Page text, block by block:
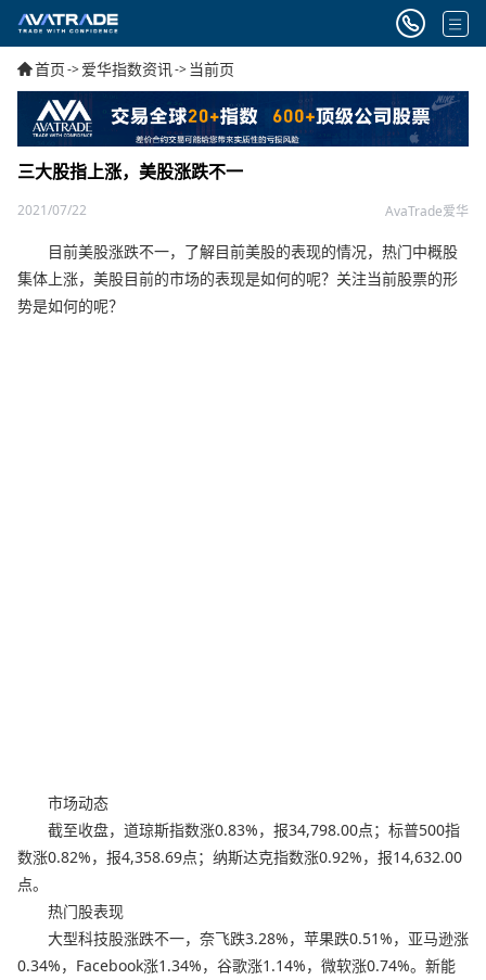
首页->爱华指数资讯-> 当前页
三大股指上涨，美股涨跌不一
2021/07/22 AvaTrade爱华
目前美股涨跌不一，了解目前美股的表现的情况，热门中概股
集体上涨，美股目前的市场的表现是如何的呢？关注当前股票的形
势是如何的呢？
市场动态
截至收盘，道琼斯指数涨0.83%，报34,798.00点；标普500指
数涨0.82%，报4,358.69点；纳斯达克指数涨0.92%，报14,632.00
点。
热门股表现
大型科技股涨跌不一，奈飞跌3.28%，苹果跌0.51%，亚马逊涨
0.34%，Facebook涨1.34%，谷歌涨1.14%，微软涨0.74%。新能